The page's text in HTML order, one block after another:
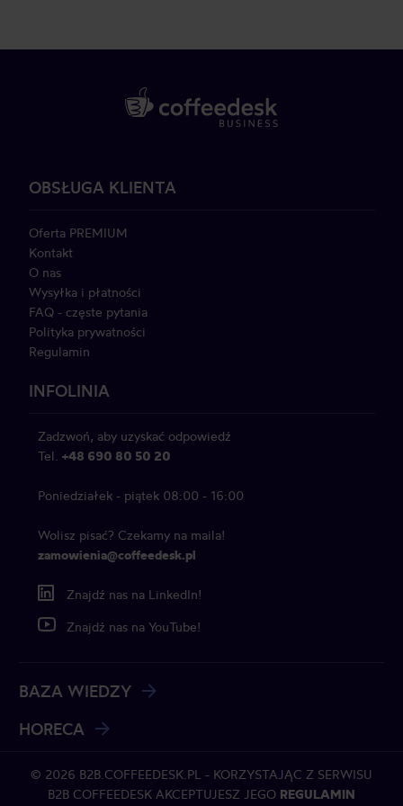
OBSŁUGA KLIENTA
Oferta PREMIUM
Kontakt
O nas
Wysyłka i płatności
FAQ - częste pytania
Polityka prywatności
Regulamin
INFOLINIA
Zadzwoń, aby uzyskać odpowiedź
Tel. +48 690 80 50 20
Poniedziałek - piątek 08:00 - 16:00
Wolisz pisać? Czekamy na maila!
zamowienia@coffeedesk.pl
Znajdź nas na LinkedIn!
Znajdź nas na YouTube!
BAZA WIEDZY
HORECA
© 2026 B2B.COFFEEDESK.PL - KORZYSTAJĄC Z SERWISU
B2B COFFEEDESK AKCEPTUJESZ JEGO REGULAMIN